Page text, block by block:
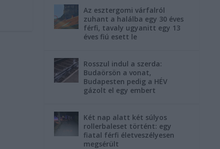
Az esztergomi várfalról
zuhant a halálba egy 30 éves
férfi, tavaly ugyanitt egy 13
éves fiú esett le
Rosszul indul a szerda:
Budaörsön a vonat,
Budapesten pedig a HÉV
gázolt el egy embert
Két nap alatt két súlyos
rollerbaleset történt: egy
fiatal férfi életveszélyesen
megsérült